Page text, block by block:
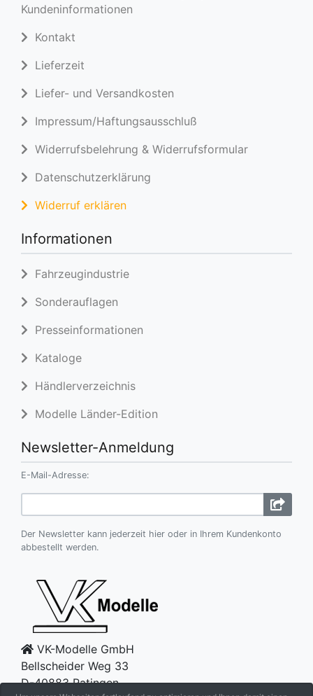
Kundeninformationen
Kontakt
Lieferzeit
Liefer- und Versandkosten
Impressum/Haftungsausschluß
Widerrufsbelehrung & Widerrufsformular
Datenschutzerklärung
Widerruf erklären
Informationen
Fahrzeugindustrie
Sonderauflagen
Presseinformationen
Kataloge
Händlerverzeichnis
Modelle Länder-Edition
Newsletter-Anmeldung
E-Mail-Adresse:
Der Newsletter kann jederzeit hier oder in Ihrem Kundenkonto
abbestellt werden.
VK-Modelle GmbH
Bellscheider Weg 33
D-40883 Ratingen